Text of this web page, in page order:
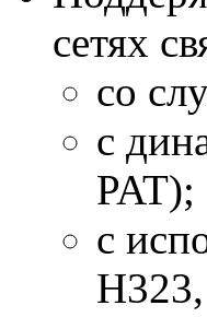
сетях
со
с
PAT);
с